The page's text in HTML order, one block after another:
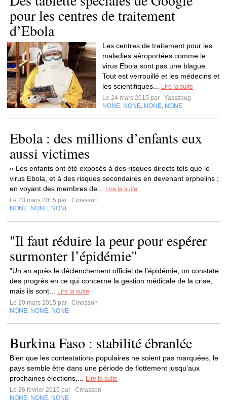
pour les centres de traitement
d’Ebola
Les centres de traitement pour les
maladies aéroportées comme le
virus Ebola sont pas une blague.
Tout est verrouillé et les médecins et
les scientifiques...
Lire la suite
Le 24 mars 2015 par
Yasszoug
NONE NONE NONE NONE
Ebola : des millions d’enfants eux
aussi victimes
« Les enfants ont été exposés à des risques directs tels que le
virus Ebola, et à des risques secondaires en devenant orphelins ;
en voyant des membres de...
Lire la suite
Le 23 mars 2015 par
Cmasson
NONE NONE NONE
"Il faut réduire la peur pour espérer
surmonter l’épidémie"
"Un an après le déclenchement officiel de l’épidémie, on constate
des progrès en ce qui concerne la gestion médicale de la crise,
mais ils sont...
Lire la suite
Le 20 mars 2015 par
Cmasson
NONE NONE NONE
Burkina Faso : stabilité ébranlée
Bien que les contestations populaires ne soient pas marquées, le
pays semble être dans une période de flottement jusqu’aux
prochaines élections,...
Lire la suite
Le 26 février 2015 par
Cmasson
NONE NONE NONE